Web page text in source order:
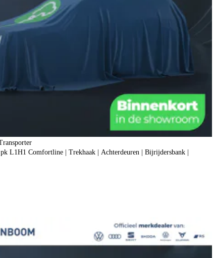
L1H1 Comfortline | Trekhaak | Achterdeuren | Bijrijdersbank |